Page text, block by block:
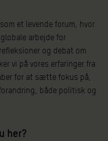
et levende forum, hvor
arbejde for
og debat om
vi på vores erfaringer fra
for at sætte fokus på,
både politisk og
her?